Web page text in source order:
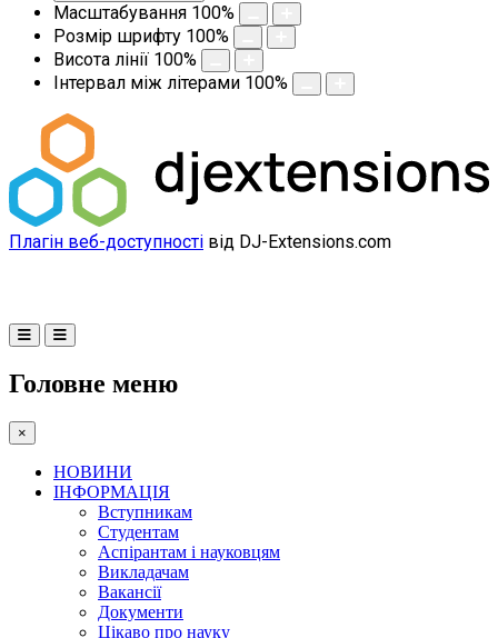
Масштабування 100%
Розмір шрифту 100%
Висота лінії 100%
Інтервал між літерами 100%
Плагін веб-доступності від DJ-Extensions.com
Головне меню
×
НОВИНИ
ІНФОРМАЦІЯ
Вступникам
Студентам
Аспірантам і науковцям
Викладачам
Вакансії
Документи
Цікаво про науку